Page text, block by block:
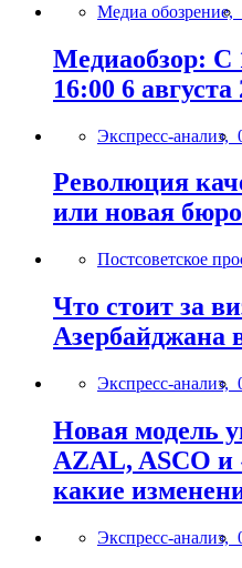
Медиа обозрение,
Медиаобзор: С
16:00 6 августа
Экспресс-анализ,
Революция
или новая
Постсоветское
Что стоит за
Азербайджана
Экспресс-анализ,
Новая модель
AZAL, ASCO и
какие
Экспресс-анализ,